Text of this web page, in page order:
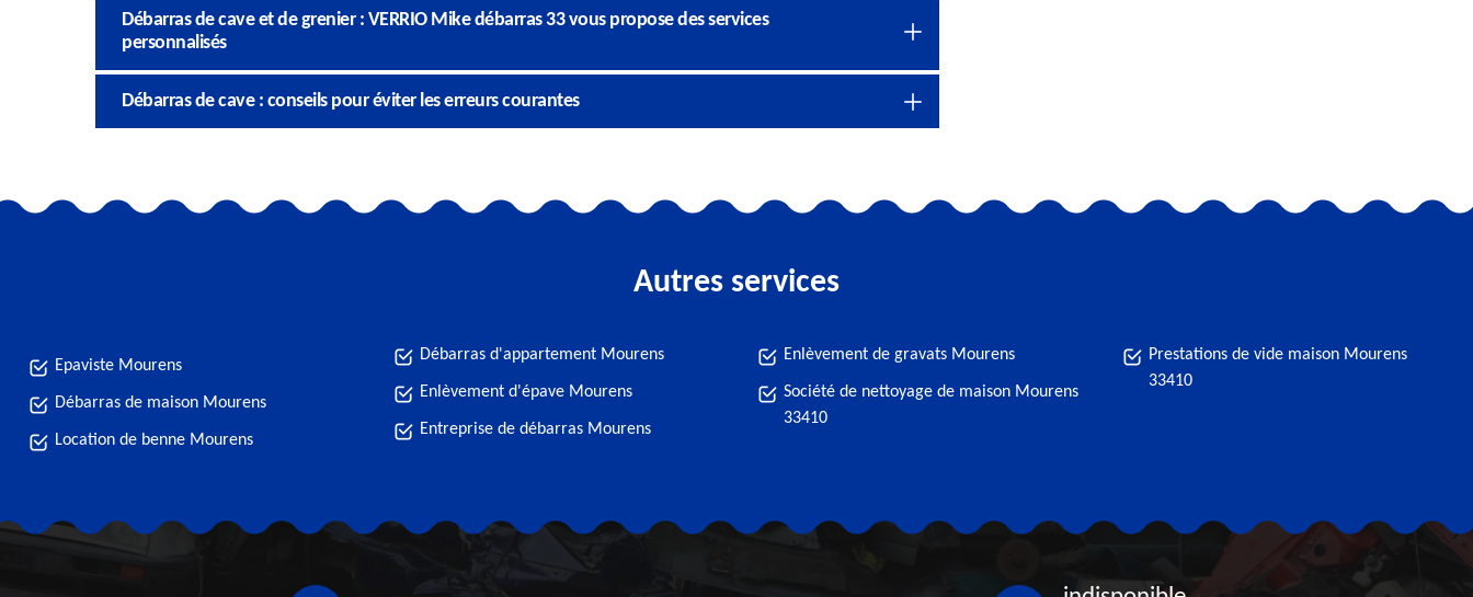
Débarras de cave et de grenier : VERRIO Mike débarras 33 vous propose des services
personnalisés
Débarras de cave : conseils pour éviter les erreurs courantes
Autres services
Epaviste Mourens
Débarras de maison Mourens
Location de benne Mourens
Débarras d'appartement Mourens
Enlèvement d'épave Mourens
Entreprise de débarras Mourens
Enlèvement de gravats Mourens
Société de nettoyage de maison Mourens
33410
Prestations de vide maison Mourens
33410